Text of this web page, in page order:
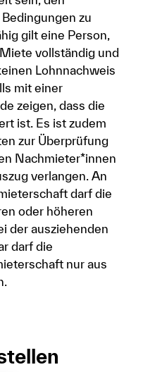
zu
gilt eine Person,
vollständig und
Lohnnachweis
mit einer
zeigen, dass die
ist. Es ist zudem
zur Überprüfung
Nachmieter*innen
verlangen. An
darf die
oder höheren
der ausziehenden
darf die
nur aus